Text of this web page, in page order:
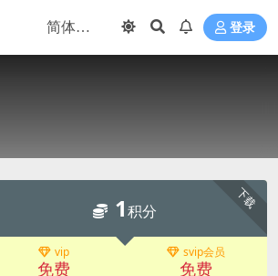
登录
下载
1积分
vip
免费
svip会员
免费